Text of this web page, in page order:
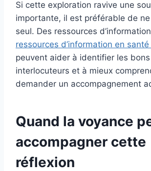
Si cette exploration ravive une
importante, il est préférable de
seul. Des ressources
ressources d’information en
peuvent aider à identifier les bons
interlocuteurs et à mieux
demander un accompagnement
Quand la voyance
accompagner cette
réflexion